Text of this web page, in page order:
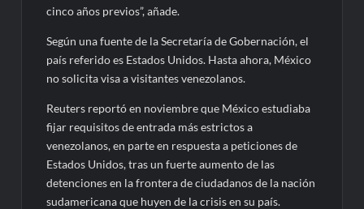
cinco años previos”, añade.
Según una fuente de la Secretaría de Gobernación, el
país referido es Estados Unidos. Hasta ahora, México
no solicita visa a visitantes venezolanos.
Reuters reportó en noviembre que México estudiaba
fijar requisitos de entrada más estrictos a
venezolanos, en parte en respuesta a peticiones de
Estados Unidos, tras un fuerte aumento de las
detenciones en la frontera de ciudadanos de la nación
sudamericana que huyen de la crisis en su país.